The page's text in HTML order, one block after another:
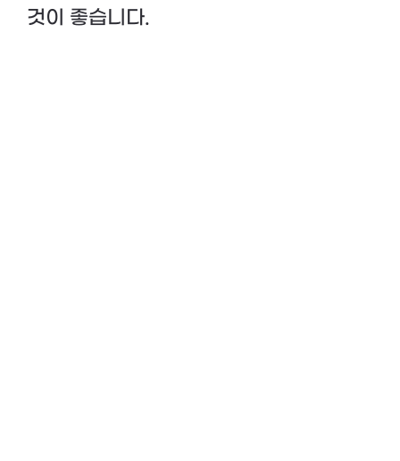
것이 좋습니다.